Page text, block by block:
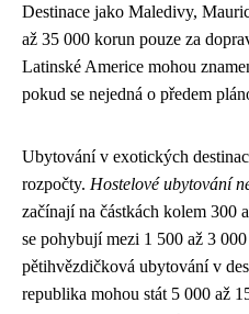
Destinace jako Maledivy,
až 35 000 korun pouze za
Latinské Americe mohou
pokud se nejedná o předem
Ubytování v exotických
rozpočty. Hostelové ubytování
začínají na částkách kolem 300
se pohybují mezi 1 500 až 3
pětihvězdičková ubytování v
republika mohou stát 5 000 až